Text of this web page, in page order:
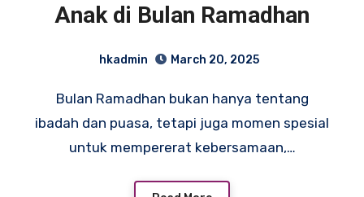
Anak di Bulan Ramadhan
hkadmin March 20, 2025
Bulan Ramadhan bukan hanya tentang
ibadah dan puasa, tetapi juga momen spesial
untuk mempererat kebersamaan,…